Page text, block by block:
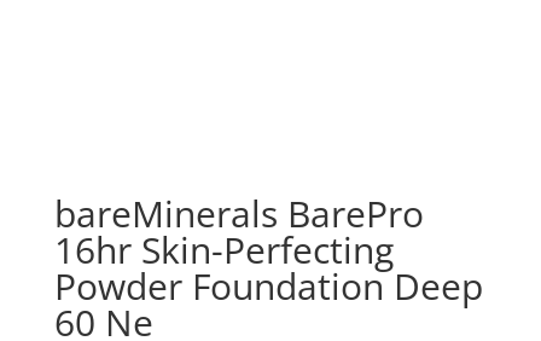
bareMinerals BarePro
16hr Skin-Perfecting
Powder Foundation Deep
60 Ne